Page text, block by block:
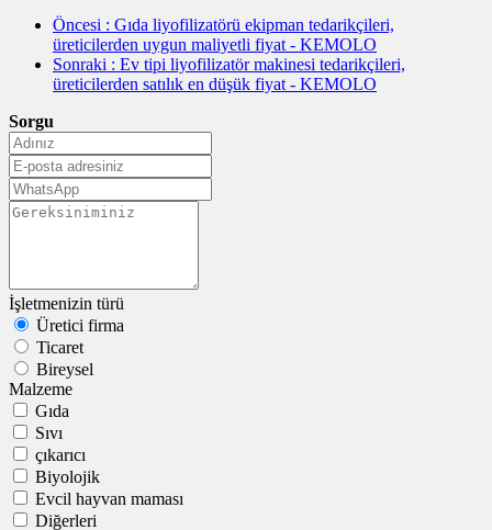
Öncesi : Gıda liyofilizatörü ekipman tedarikçileri,
üreticilerden uygun maliyetli fiyat - KEMOLO
Sonraki : Ev tipi liyofilizatör makinesi tedarikçileri,
üreticilerden satılık en düşük fiyat - KEMOLO
Sorgu
İşletmenizin türü
Üretici firma
Ticaret
Bireysel
Malzeme
Gıda
Sıvı
çıkarıcı
Biyolojik
Evcil hayvan maması
Diğerleri